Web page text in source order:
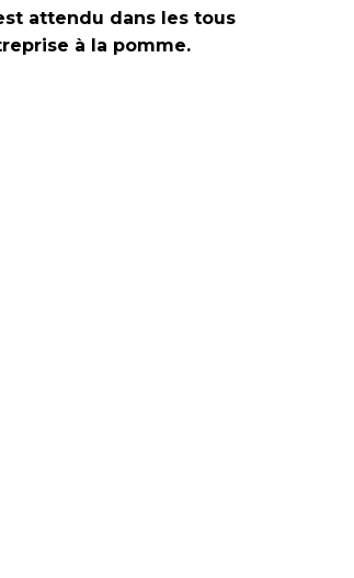
attendu dans les tous
à la pomme.